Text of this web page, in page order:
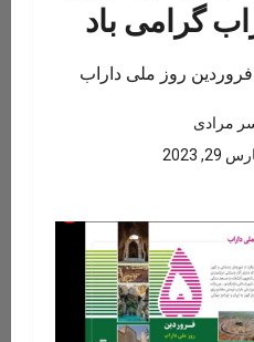
گرامی باد
مرادی
29, 2023